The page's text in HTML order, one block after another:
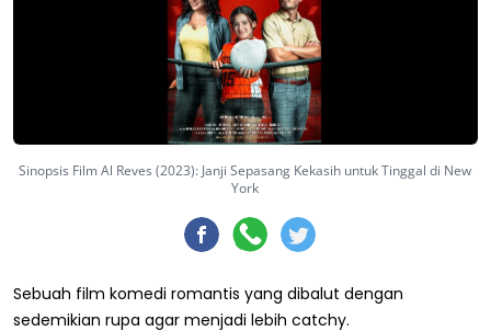
Sinopsis Film Al Reves (2023): Janji Sepasang Kekasih untuk Tinggal di New
York
Sebuah film komedi romantis yang dibalut dengan
sedemikian rupa agar menjadi lebih catchy.